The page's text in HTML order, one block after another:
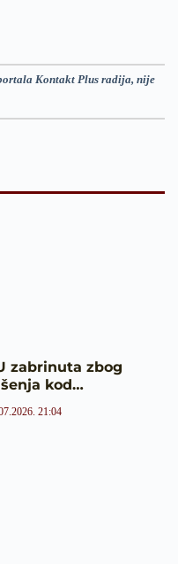
Kontakt Plus radija, nije
zabrinuta zbog
kod…
21:04